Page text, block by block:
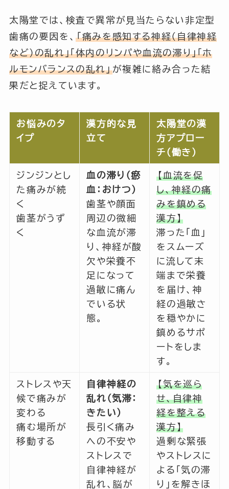
太陽堂では、検査で異常が見当たらない非定型
歯痛の要因を、「痛みを感知する神経（自律神経
など）の乱れ」「体内のリンパや血流の滞り」「ホ
ルモンバランスの乱れ」が複雑に絡み合った結
果だと捉えています。
お悩みのタ
イプ
漢方的な見
立て
太陽堂の漢
方アプロー
チ（働き）
ジンジンとし
た痛みが続
く
歯茎がうず
く
血の滞り（瘀
血：おけつ）
歯茎や顔面
周辺の微細
な血流が滞
り、神経が酸
欠や栄養不
足になって
過敏に痛ん
でいる状
態。
【血流を促
し、神経の痛
みを鎮める
漢方】
滞った「血」
をスムーズ
に流して末
端まで栄養
を届け、神
経の過敏さ
を穏やかに
鎮めるサポ
ートをしま
す。
ストレスや天
候で痛みが
変わる
痛む場所が
移動する
自律神経の
乱れ（気滞：
きたい）
長引く痛み
への不安や
ストレスで
自律神経が
乱れ、脳が
【気を巡ら
せ、自律神
経を整える
漢方】
過剰な緊張
やストレスに
よる「気の滞
り」を解きほ